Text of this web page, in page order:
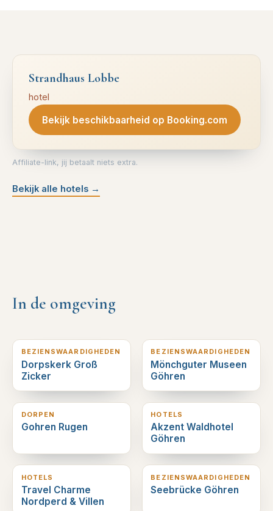
Strandhaus Lobbe
hotel
Bekijk beschikbaarheid op Booking.com
Affiliate-link, jij betaalt niets extra.
Bekijk alle hotels →
In de omgeving
BEZIENSWAARDIGHEDEN
Dorpskerk Groß
Zicker
BEZIENSWAARDIGHEDEN
Mönchguter Museen
Göhren
3 km verderop
DORPEN
Gohren Rugen
3 km verderop
HOTELS
Akzent Waldhotel
Göhren
3 km verderop
HOTELS
Travel Charme
Nordperd & Villen
3 km verderop
BEZIENSWAARDIGHEDEN
Seebrücke Göhren